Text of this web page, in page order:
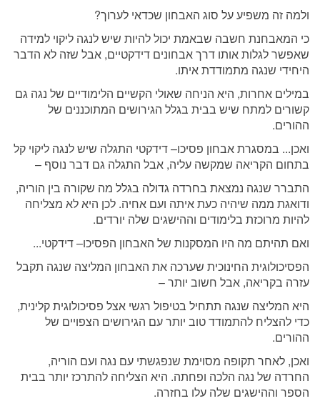
ולמה זה משפיע על סוג האבחון שכדאי לערוך?
כי המאבחנת חשבה שבאמת יכול להיות שיש לנגה ליקוי למידה
שאפשר לגלות אותו דרך אבחונים דידקטיים, אבל שזה לא הדבר
היחידי שנגה מתמודדת איתו.
במילים אחרות, היא הניחה שאולי הקשיים הלימודיים של נגה גם
קשורים למתח שיש בבית בגלל הגירושים המתוכננים של
ההורים.
ואכן... במסגרת אבחון פסיכו– דידקטי התגלה שיש לנגה ליקוי קל
בתחום הקריאה שמקשה עליה, אבל התגלה גם דבר נוסף –
התברר שנגה נמצאת בחרדה גדולה בגלל מה שקורה בין הוריה,
ודואגת ממה שיהיה כעת איתה ועם אחיה. לכן היא לא מצליחה
להיות מרוכזת בלימודים וההישגים שלה יורדים.
ואם תהיתם מה היו המסקנות של האבחון הפסיכו– דידקטי...
הפסיכולוגית החינוכית שערכה את האבחון המליצה שנגה תקבל
עזרה בקריאה, אבל חשוב יותר –
היא המליצה שנגה תתחיל בטיפול רגשי אצל פסיכולוגית קלינית,
כדי להצליח להתמודד טוב יותר עם הגירושים הצפויים של
ההורים.
ואכן, לאחר תקופה מסוימת שנפגשתי עם נגה ועם הוריה,
החרדה של נגה הלכה ופחתה. היא הצליחה להתרכז יותר בבית
הספר וההישגים שלה עלו בחזרה.